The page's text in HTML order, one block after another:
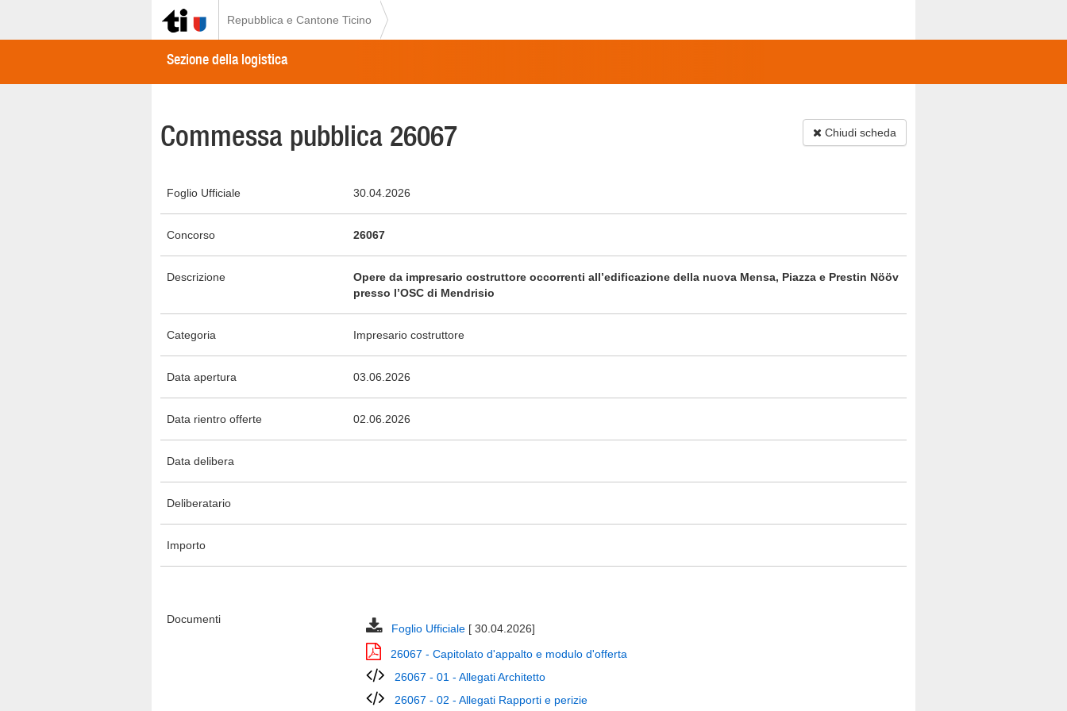
Repubblica e Cantone Ticino
Sezione della logistica
Chiudi scheda
Commessa pubblica 26067
Foglio Ufficiale 30.04.2026
Concorso 26067
Descrizione
Opere da impresario costruttore occorrenti all’edificazione della nuova Mensa, Piazza e Prestin Nööv
presso l’OSC di Mendrisio
Categoria Impresario costruttore
Data apertura 03.06.2026
Data rientro offerte 02.06.2026
Data delibera
Deliberatario
Importo
Documenti
Foglio Ufficiale [ 30.04.2026]
26067 - Capitolato d'appalto e modulo d'offerta
26067 - 01 - Allegati Architetto
26067 - 02 - Allegati Rapporti e perizie